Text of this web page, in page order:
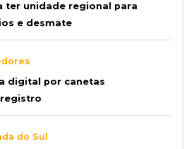
ter unidade regional para
e desmate
digital por canetas
do Sul